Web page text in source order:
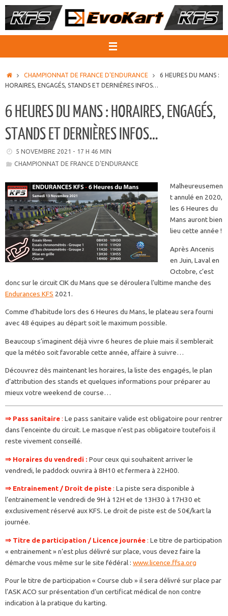
Passer
au
ACCUEIL
CHAMPIONNAT DE FRANCE D'ENDURANCE
6 HEURES DU MANS :
HORAIRES, ENGAGÉS, STANDS ET DERNIÈRES INFOS…
6 HEURES DU MANS : HORAIRES, ENGAGÉS,
STANDS ET DERNIÈRES INFOS…
5 NOVEMBRE 2021 - 17 H 46 MIN
CHAMPIONNAT DE FRANCE D'ENDURANCE
Malheureusemen
t annulé en 2020,
les 6 Heures du
Mans auront bien
lieu cette année !
Après Ancenis
en Juin, Laval en
Octobre, c’est
donc sur le circuit CIK du Mans que se déroulera l’ultime manche des
Endurances KFS 2021.
Comme d’habitude lors des 6 Heures du Mans, le plateau sera fourni
avec 48 équipes au départ soit le maximum possible.
Beaucoup s’imaginent déjà vivre 6 heures de pluie mais il semblerait
que la météo soit favorable cette année, affaire à suivre…
Découvrez dès maintenant les horaires, la liste des engagés, le plan
d’attribution des stands et quelques informations pour préparer au
mieux votre weekend de course…
⇒ Pass sanitaire: Le pass sanitaire valide est obligatoire pour rentrer
dans l’enceinte du circuit. Le masque n’est pas obligatoire toutefois il
reste vivement conseillé.
⇒ Horaires du vendredi : Pour ceux qui souhaitent arriver le
vendredi, le paddock ouvrira à 8H10 et fermera à 22H00.
⇒ Entrainement / Droit de piste: La piste sera disponible à
l’entrainement le vendredi de 9H à 12H et de 13H30 à 17H30 et
exclusivement réservé aux KFS. Le droit de piste est de 50€/kart la
journée.
⇒ Titre de participation / Licence journée: Le titre de participation
« entrainement » n’est plus délivré sur place, vous devez faire la
démarche vous même sur le site fédéral : www.licence.ffsa.org
Pour le titre de participation « Course club » il sera délivré sur place par
l’ASK ACO sur présentation d’un certificat médical de non contre
indication à la pratique du karting.